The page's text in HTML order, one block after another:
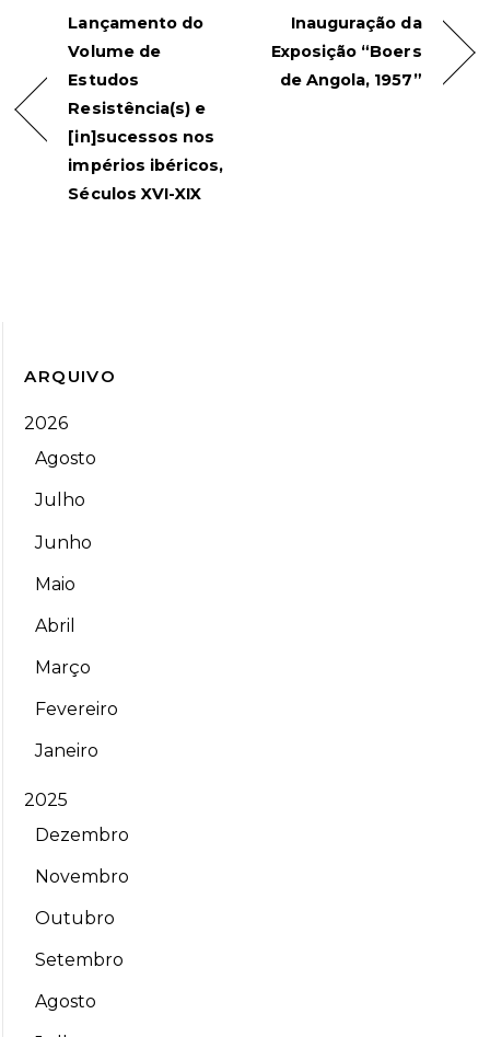
Lançamento do
Volume de
Estudos
Resistência(s) e
[in]sucessos nos
impérios ibéricos,
Séculos XVI-XIX
Inauguração da
Exposição “Boers
de Angola, 1957”
ARQUIVO
2026
Agosto
Julho
Junho
Maio
Abril
Março
Fevereiro
Janeiro
2025
Dezembro
Novembro
Outubro
Setembro
Agosto